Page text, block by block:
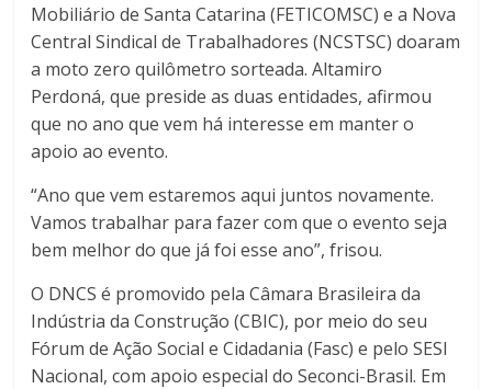
Mobiliário de Santa Catarina (FETICOMSC) e a Nova
Central Sindical de Trabalhadores (NCSTSC) doaram
a moto zero quilômetro sorteada. Altamiro
Perdoná, que preside as duas entidades, afirmou
que no ano que vem há interesse em manter o
apoio ao evento.
“Ano que vem estaremos aqui juntos novamente.
Vamos trabalhar para fazer com que o evento seja
bem melhor do que já foi esse ano”, frisou.
O DNCS é promovido pela Câmara Brasileira da
Indústria da Construção (CBIC), por meio do seu
Fórum de Ação Social e Cidadania (Fasc) e pelo SESI
Nacional, com apoio especial do Seconci-Brasil. Em